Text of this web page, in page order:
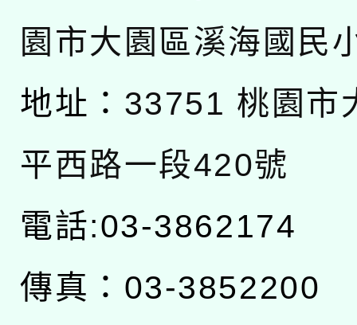
園市大園區溪海國民
地址： 33751 桃園市
平西路一段420號
電話:03-3862174
傳真：03-3852200